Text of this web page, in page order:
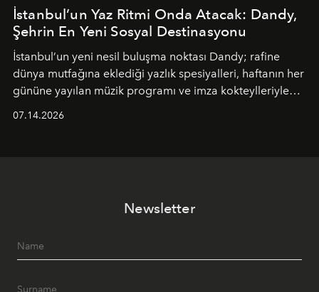
İstanbul’un Yaz Ritmi Onda Atacak: Dandy,
Şehrin En Yeni Sosyal Destinasyonu
İstanbul’un yeni nesil buluşma noktası Dandy; rafine
dünya mutfağına eklediği yazlık spesiyalleri, haftanın her
gününe yayılan müzik programı ve imza kokteylleriyle
07.14.2026
Newsletter